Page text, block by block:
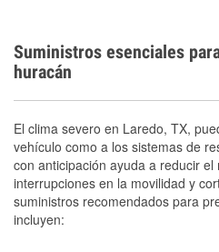
Suministros esenciales
huracán
El clima severo en Laredo, TX,
vehículo como a los sistemas de
con anticipación ayuda a reducir
interrupciones en la movilidad y
suministros recomendados para
incluyen: